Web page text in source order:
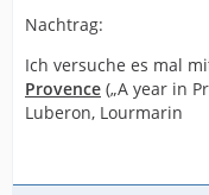
Nachtrag:
Ich versuche es mal
Provence („A year in
Luberon, Lourmarin